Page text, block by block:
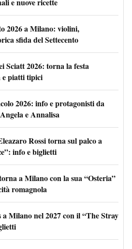
2026 a Milano: violini,
sfida del Settecento
Sciatt 2026: torna la festa
e piatti tipici
2026: info e protagonisti da
e Annalisa
Rossi torna sul palco a
info e biglietti
a Milano con la sua “Osteria”
romagnola
Milano nel 2027 con il “The Stray